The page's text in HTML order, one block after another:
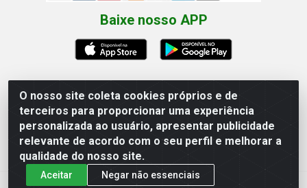
O nosso site coleta cookies próprios e de
terceiros para proporcionar uma experiência
personalizada ao usuário, apresentar publicidade
relevante de acordo com o seu perfil e melhorar a
qualidade do nosso site.
Aceitar Negar não essenciais
Baixe nosso APP
Eletrofarias Materiais Eletricos - Av. Jorn. Assis
Chateaubriand, 2500 - Distrito Industrial, Campina Grande/PB
- CEP 58.410-062 - CNPJ 12.110.462/0001-40